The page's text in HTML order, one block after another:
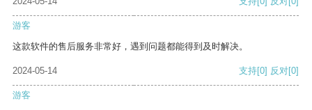
游客
这款软件的售后服务非常好，遇到问题都能得到及时解决。
2024-05-14 支持[0] 反对[0]
游客